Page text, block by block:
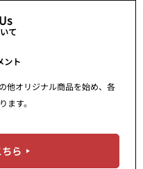
て
ント
他オリジナル商品を始め、各
ます。
ら